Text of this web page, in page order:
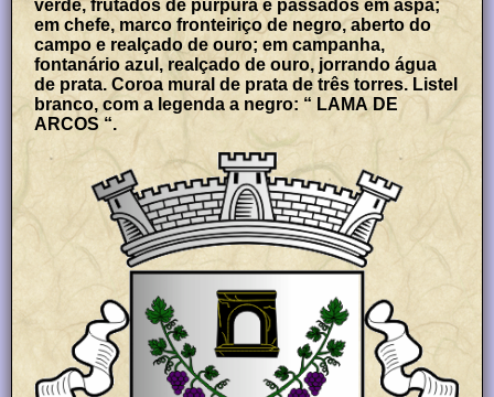
verde, frutados de púrpura e passados em aspa;
em chefe, marco fronteiriço de negro, aberto do
campo e realçado de ouro; em campanha,
fontanário azul, realçado de ouro, jorrando água
de prata. Coroa mural de prata de três torres. Listel
branco, com a legenda a negro: “ LAMA DE
ARCOS “.